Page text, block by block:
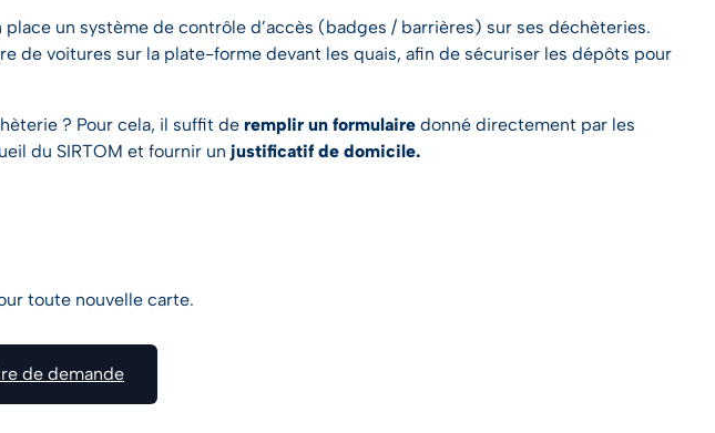
place un système de contrôle d’accès (badges / barrières) sur ses déchèteries.
de voitures sur la plate-forme devant les quais, afin de sécuriser les dépôts pour
? Pour cela, il suffit de remplir un formulairedonné directement par les
du SIRTOM et fournir un justificatif de domicile.
toute nouvelle carte.
de demande